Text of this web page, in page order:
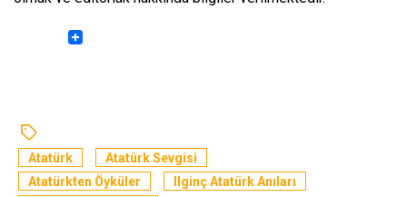
Atatürk
Atatürk Sevgisi
Atatürkten Öyküler
Ilginç Atatürk Anıları